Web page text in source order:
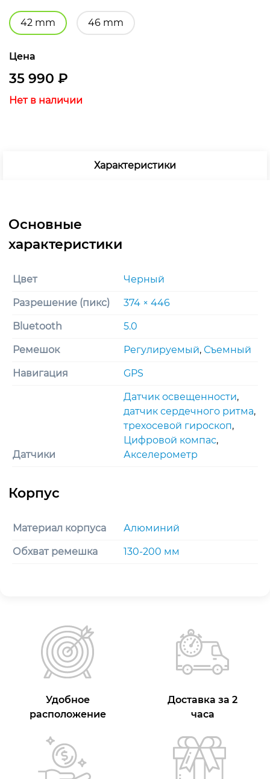
42 mm 46 mm
Цена
35 990 ₽
Нет в наличии
Характеристики
Цвет Черный
Разрешение (пикс) 374 × 446
Bluetooth 5.0
Ремешок Регулируемый, Съемный
Навигация GPS
Датчики
Датчик освещенности,
датчик сердечного ритма,
трехосевoй гироскоп,
Цифровой компас,
Акселерометр
Материал корпуса Алюминий
Обхват ремешка 130-200 мм
Удобное
расположение
Доставка за 2
часа